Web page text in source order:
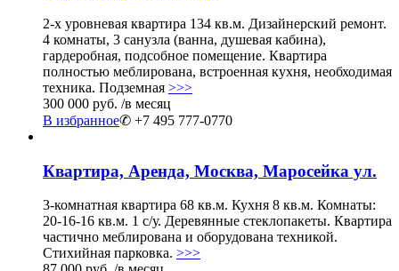
2-х уровневая квартира 134 кв.м. Дизайнерский ремонт.
4 комнаты, 3 санузла (ванна, душевая кабина),
гардеробная, подсобное помещение. Квартира
полностью меблирована, встроенная кухня, необходимая
техника. Подземная >>>
300 000 руб. /в месяц
В избранное✆ +7 495 777-0770
Квартира, Аренда, Москва, Маросейка ул.
3-комнатная квартира 68 кв.м. Кухня 8 кв.м. Комнаты:
20-16-16 кв.м. 1 с/у. Деревянные стеклопакеты. Квартира
частично меблирована и оборудована техникой.
Стихийная парковка. >>>